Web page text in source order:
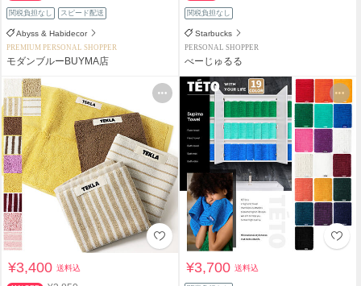
関税負担なし スピード配送
Abyss & Habidecor
PREMIUM PERSONAL SHOPPER
モダンブルーBUYMA店
関税負担なし
Starbucks
PERSONAL SHOPPER
べーじゅるる
¥3,400送料込 ¥3,700送料込